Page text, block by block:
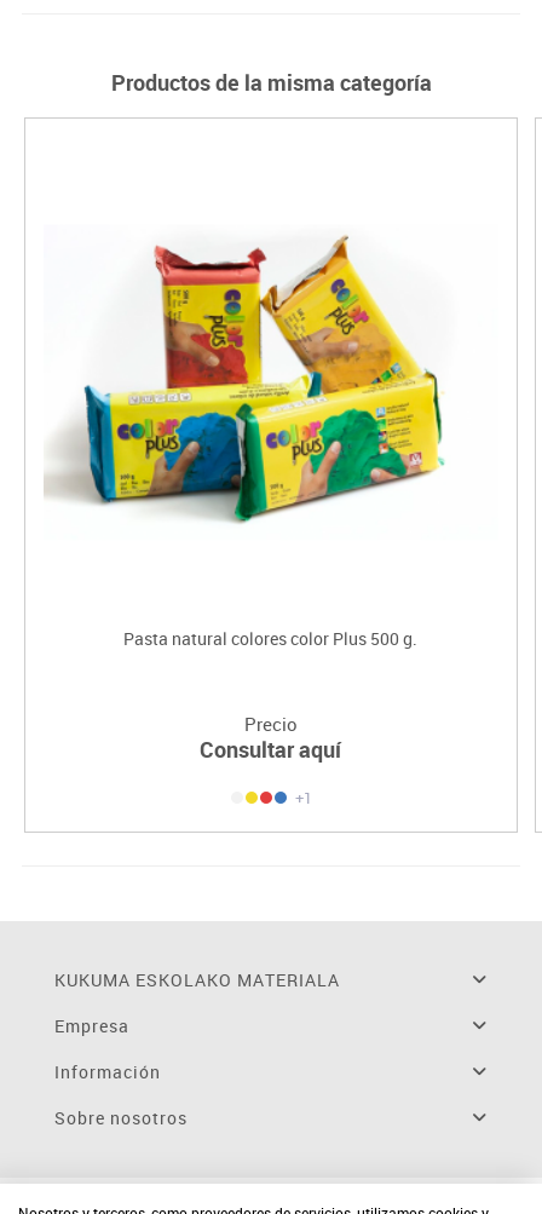
Productos de la misma categoría
Pasta natural colores color Plus 500 g.
Precio
Consultar aquí
+1
KUKUMA ESKOLAKO MATERIALA
Empresa
Información
Sobre nosotros